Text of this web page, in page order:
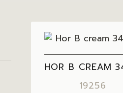
HOR B CREAM
19256